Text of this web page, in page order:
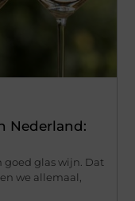
Nederland:
goed glas wijn. Dat
we allemaal,